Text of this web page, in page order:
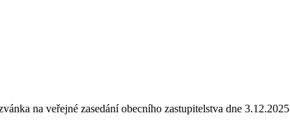
na veřejné zasedání obecního zastupitelstva dne 3.12.2025